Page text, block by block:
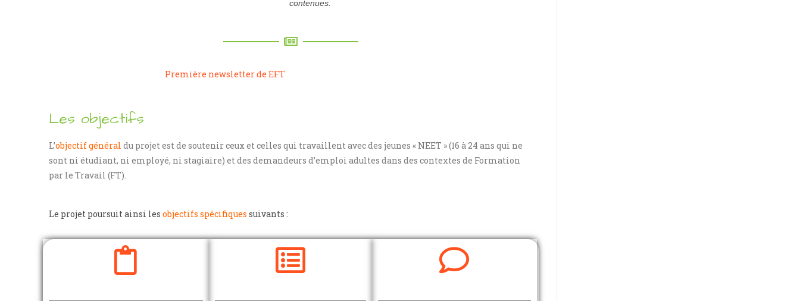
contenues.
Première newsletter de EFT
Les objectifs
L’objectif général du projet est de soutenir ceux et celles qui travaillent avec des jeunes « NEET » (16 à 24 ans qui ne
sont ni étudiant, ni employé, ni stagiaire) et des demandeurs d’emploi adultes dans des contextes de Formation
par le Travail (FT).
Le projet poursuit ainsi les objectifs spécifiques suivants :